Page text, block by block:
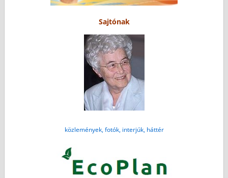
Sajtónak
közlemények, fotók, interjúk, háttér